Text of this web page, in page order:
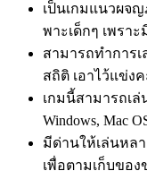
เป็นเกมแนวผจ
พาะเด็กๆ เพรา
สามารถทำการเ
สถิติ เอาไว้แข่ง
เกมนี้สามารถเ
Windows, Mac
มีด่านให้เล่นหล
เพื่อตามเก็บขอ